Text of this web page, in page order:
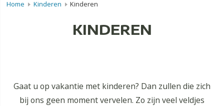
Home Kinderen Kinderen
KINDEREN
Gaat u op vakantie met kinderen? Dan zullen die zich
bij ons geen moment vervelen. Zo zijn veel veldjes